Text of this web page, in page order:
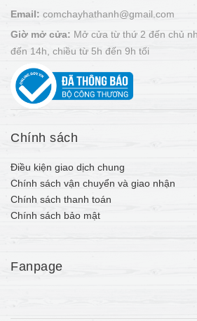
Email: comchayhathanh@gmail.com
Giờ mở cửa: Mở cửa từ thứ 2 đến chủ
đến 14h, chiều từ 5h đến 9h tối
Chính sách
Điều kiện giao dịch chung
Chính sách vận chuyển và giao nhận
Chính sách thanh toán
Chính sách bảo mật
Fanpage